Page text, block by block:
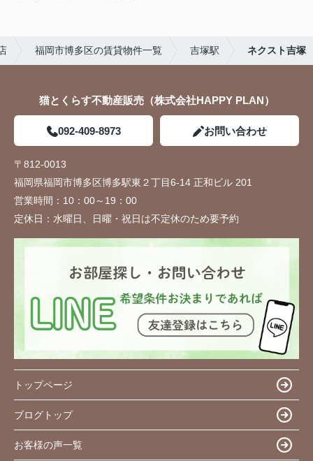
福岡市博多区の賃貸物件一覧 吉塚駅 ネクスト吉塚
猫とくらす不動産販売（株式会社HAPPY PLAN）
092-409-8973 お問い合わせ
〒812-0013
福岡県福岡市博多区博多駅東２丁目6-14 正和ビル 201
営業時間： 10：00～19：00
定休日： 水曜日、日曜・祝日は不定休のため要予約
トップページ
ブログトップ
お客様の声一覧